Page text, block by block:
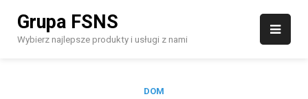
content
Grupa FSNS
Wybierz najlepsze produkty i usługi z nami
DOM